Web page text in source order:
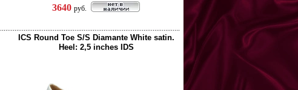
3640 руб.
ICS Round Toe S/S Diamante White satin.
Heel: 2,5 inches IDS